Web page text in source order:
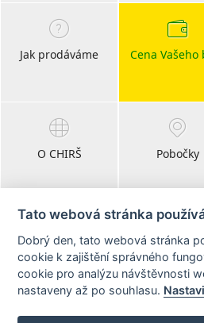
Jak prodáváme Cena Vašeho
O CHIRŠ Pobočky
Blog
realitní články
Tato webová stránka
Dobrý den, tato webová stránka
cookie k zajištění správného
cookie pro analýzu návštěvnosti
nastaveny až po souhlasu.